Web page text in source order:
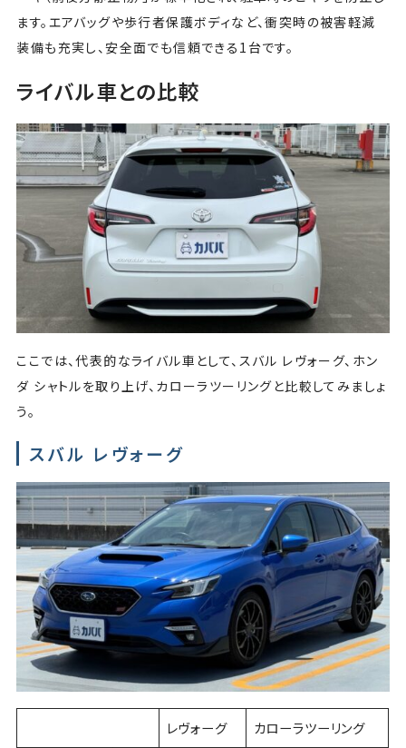
ます。エアバッグや歩行者保護ボディなど、衝突時の被害軽減
装備も充実し、安全面でも信頼できる1台です。
ライバル車との比較
ここでは、代表的なライバル車として、スバル レヴォーグ、ホン
ダ シャトルを取り上げ、カローラツーリングと比較してみましょ
う。
スバル レヴォーグ
レヴォーグ カローラツーリング